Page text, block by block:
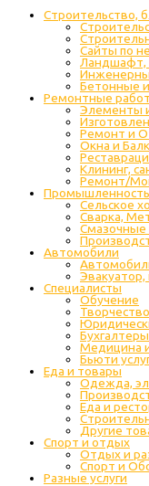
Строительство,
Сайты по
Ландшафт,
Бетонные
Ремонтные
Элементы
Ремонт и
Окна и
Клининг,
Ремонт/
Промышленность
Cельское
Сварка,
Автомобили
Эвакуатор,
Специалисты
Обучение
Творчество
Медицина
Бьюти
Еда и товары
Одежда,
Еда и
Другие
Спорт и отдых
Отдых и
Спорт и
Разные услуги